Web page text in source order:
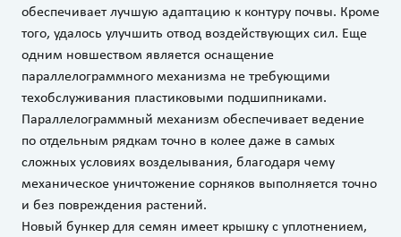
обеспечивает лучшую адаптацию к контуру почвы. Кроме
того, удалось улучшить отвод воздействующих сил. Еще
одним новшеством является оснащение
параллелограммного механизма не требующими
техобслуживания пластиковыми подшипниками.
Параллелограммный механизм обеспечивает ведение
по отдельным рядкам точно в колее даже в самых
сложных условиях возделывания, благодаря чему
механическое уничтожение сорняков выполняется точно
и без повреждения растений.
Новый бункер для семян имеет крышку с уплотнением,